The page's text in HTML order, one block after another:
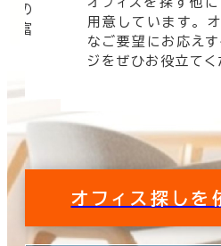
の
豊富
用意しています。
なご要望にお応え
ジをぜひお役立てく
オフィス探しを